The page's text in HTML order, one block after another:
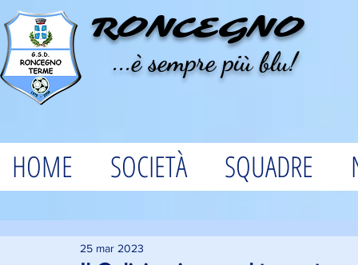
RONCEGNO
...è sempre più blu!
HOME SOCIETÀ SQUADRE
25 mar 2023